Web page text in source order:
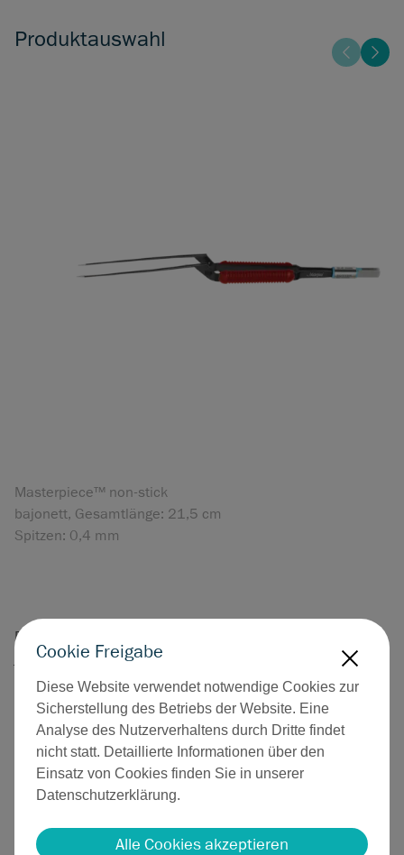
X
Cookie Freigabe
Diese Website verwendet notwendige Cookies zur
Sicherstellung des Betriebs der Website. Eine
Analyse des Nutzerverhaltens durch Dritte findet
nicht statt. Detaillierte Informationen über den
Einsatz von Cookies finden Sie in unserer
Datenschutzerklärung.
Alle Cookies akzeptieren
Produktauswahl
Masterpiece™ non-stick
bajonett, Gesamtlänge: 21,5 cm
Spitzen: 0,4 mm
Entdecken Sie alle Modelle in unserem Produktkatalog –
jetzt bequem als PDF herunterladen.
Direkt zum Katalog
Anwendungsvideo -
Masterpiece™ non-stick
Bipolare Pinzetten